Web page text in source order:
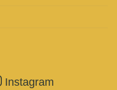
Instagram